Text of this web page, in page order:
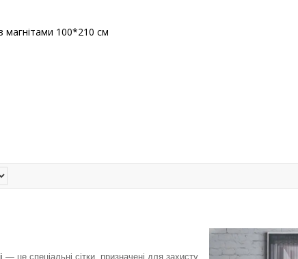
магнітами 100*210 см
— це спеціальні сітки, призначені для захисту